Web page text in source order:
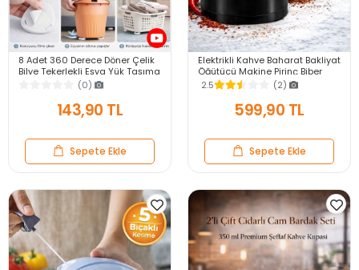
8 Adet 360 Derece Döner Çelik
Bilye Tekerlekli Eşya Yük Taşıma
Yapışkanlı Eşya Kaydırma
(0)
143,90 TL
Sepete Ekle
Elektrikli Kahve Baharat Bakliyat
Öğütücü Makine Pirinç Biber
Tahıl Öğütücü Değirmen Gıda
Öğütücü
2.5 (2)
599,90 TL
Sepete Ekle